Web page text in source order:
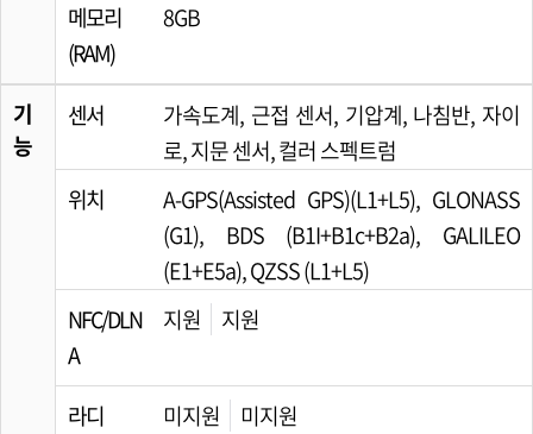
메모리
(RAM)
8GB
기
능
센서
가속도계, 근접 센서, 기압계, 나침반, 자이
로, 지문 센서, 컬러 스펙트럼
위치
A-GPS(Assisted GPS)(L1+L5), GLONASS
(G1), BDS (B1I+B1c+B2a), GALILEO
(E1+E5a), QZSS (L1+L5)
NFC/DLN
A
지원 지원
라디
미지원 미지원